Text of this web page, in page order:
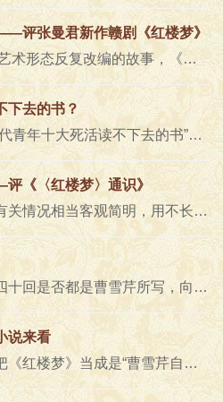
评张曼君新作赣剧《红楼梦》
作为一个被不同媒介和艺术形态反复改编的故事，《红楼梦》于大众而言变得越来越熟悉，这个故事也被越讲越通俗。如何让《红楼..
下去的书？
据说，有家出版社调查“当代青年十大死活读不下去的书”，《红楼梦》名列榜首。近年来，《红楼梦》作为传统经典被列入高中生..
《〈红楼梦〉通识》
这本书的好处甚多，介绍有关情况相当客观简明，用不长的篇幅轻松地讲清了《红楼梦》各方面的问题。近年来高考语文试卷中一再..
《红楼梦》前八十回与后四十回是否都是曹雪芹所写，向来学界就聚讼不已，莫衷一是。最近傅承洲教授在《光明日报》上发表《也..
说来看
胡适创立的新红学，一直把《红楼梦》当成是“曹雪芹自传说”和“曹寅家世说”来研究，也因此被一些人美名曰：“曹学”。这个荒诞..